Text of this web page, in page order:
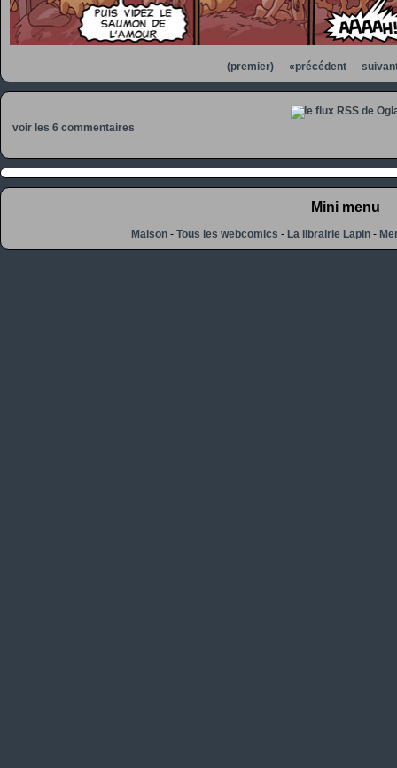
(premier) «précédent
voir les 6 commentaires
Mini menu
Maison -Tous les webcomics -La librairie Lapin -